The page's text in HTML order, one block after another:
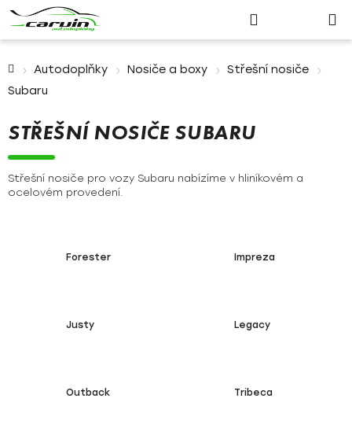
Přihlášení
košík
Autodoplňky Nosiče a boxy
Střešní nosiče
Subaru
STŘEŠNÍ NOSIČE SUBARU
Střešní nosiče pro vozy Subaru nabízíme v hliníkovém a
ocelovém provedení.
Forester Impreza
Justy Legacy
Outback Tribeca